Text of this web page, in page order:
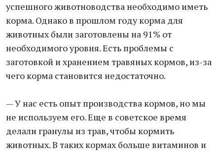
успешного животноводства необходимо иметь
корма. Однако в прошлом году корма для
животных были заготовлены на 91% от
необходимого уровня. Есть проблемы с
заготовкой и хранением травяных кормов, из-за
чего корма становится недостаточно.
— У нас есть опыт производства кормов, но мы
не используем его. Еще в советское время
делали гранулы из трав, чтобы кормить
животных. В таких кормах больше витаминов и